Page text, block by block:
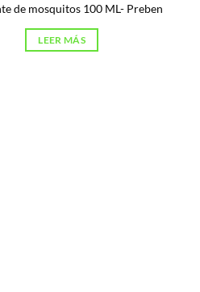
de mosquitos 100 ML- Preben
LEER MÁS